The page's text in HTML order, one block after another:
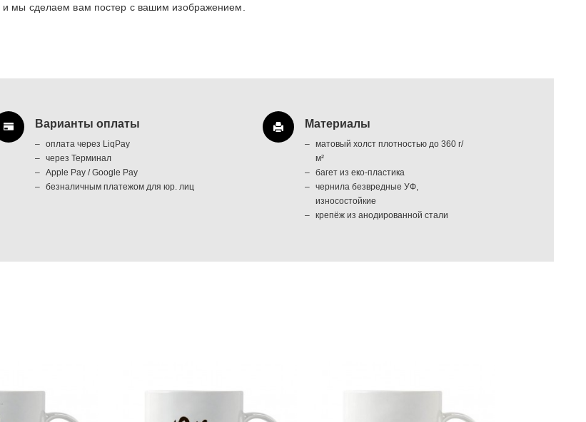
и мы сделаем вам постер с вашим изображением.
Варианты оплаты
оплата через LiqPay
через Терминал
Apple Pay / Google Pay
безналичным платежом для юр. лиц
Материалы
матовый холст плотностью до 360 г/
м²
багет из еко-пластика
чернила безвредные УФ,
износостойкие
крепёж из анодированной стали